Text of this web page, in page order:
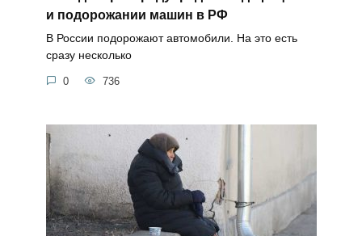
и подорожании машин в РФ
В России подорожают автомобили. На это есть
сразу несколько
0 736